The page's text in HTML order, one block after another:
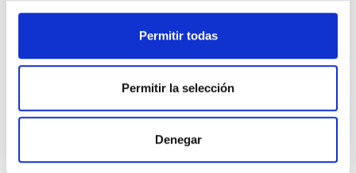
Permitir todas
Permitir la selección
Denegar
un reforzamiento de aquélla, mediante su inclusión en el
sistema educativo. En este sentido, parece un avance, en
por la que se modifica la Ley Orgánica 2/2006, de 3 de
mayo, de Educación, que incluye referencias explícitas al
papel social de los impuestos y la justicia fiscal, dentro de
Pero lo que queremos poner de manifiesto ahora es que